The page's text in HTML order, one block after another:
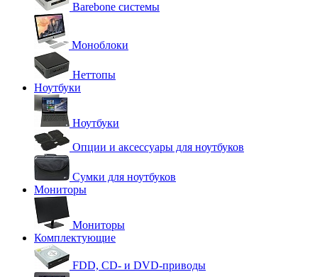
Barebone системы
Моноблоки
Неттопы
Ноутбуки
Ноутбуки
Опции и аксессуары для ноутбуков
Сумки для ноутбуков
Мониторы
Мониторы
Комплектующие
FDD, CD- и DVD-приводы